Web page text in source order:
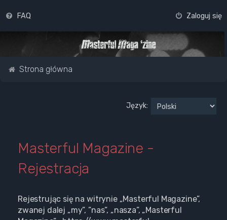
FAQ Zaloguj się
Strona główna
Język:
Masterful Magazine -
Rejestracja
Rejestrując się na witrynie „Masterful Magazine”,
zwanej dalej „my”, ”nas”, „nasza”, „Masterful